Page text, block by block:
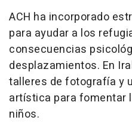
ACH ha incorporado
para ayudar a los
consecuencias
desplazamientos. En
talleres de fotografía y
artística para fomentar
niños.